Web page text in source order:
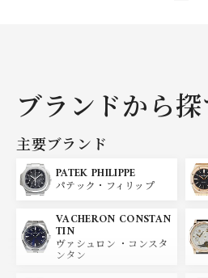
ブランドから探
主要ブランド
PATEK PHILIPPE
パテック・フィリップ
VACHERON CONSTAN
TIN
ヴァシュロン ・コンスタ
ンタン